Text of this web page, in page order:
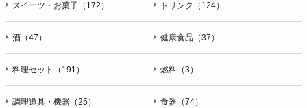
スイーツ・お菓子（172） ドリンク（124）
酒（47） 健康食品（37）
料理セット（191） 燃料（3）
調理道具・機器（25） 食器（74）